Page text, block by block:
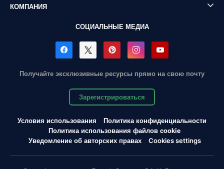
КОМПАНИЯ
СОЦИАЛЬНЫЕ МЕДИА
Получайте эксклюзивные ресурсы прямо на свою почту
Зарегистрироваться
Условия использования
Политика конфиденциальности
Политика использования файлов cookie
Уведомление об авторских правах
Cookies settings